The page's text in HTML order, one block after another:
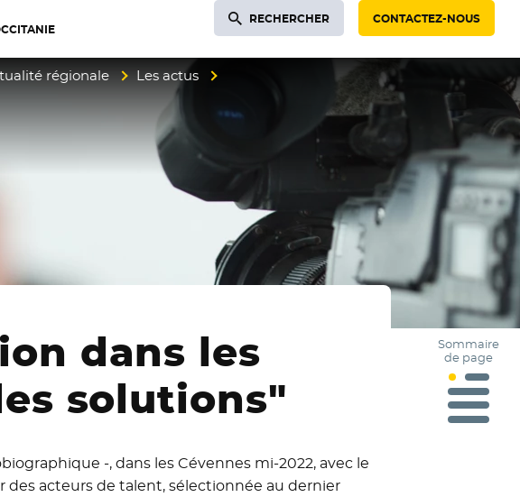
RECHERCHER CONTACTEZ-NOUS
régionale
Les actus
dans les
solutions"
-, dans les Cévennes mi-2022, avec le
des acteurs de talent, sélectionnée au dernier
Sommaire
de page